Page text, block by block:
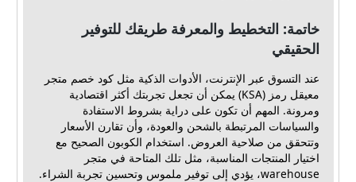
خاتمة: التخطيط والمعرفة طريقك للتوفير
الحقيقي
عند التسوق عبر الإنترنت، الأدوات الذكية مثل كود خصم متجر
معيقل رمز (KSA) يمكن أن تجعل تجربتك أكثر اقتصادية
ومرونة. المهم أن تكون على دراية بشروط الاستفادة
والسياسات المرتبطة بالشحن والعودة، وأن تقارن الأسعار
وتتحقق من صلاحية العروض. استخدام الكوبون الصحيح مع
اختيار المنتجات المناسبة، مثل تلك المتاحة في متجر
warehouse، يؤدي إلى توفير ملموس وتحسين تجربة الشراء.